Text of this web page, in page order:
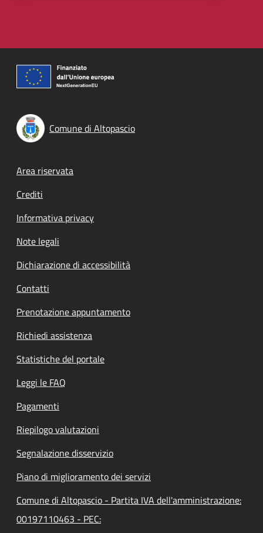
Comune di Altopascio
Footer menu
Area riservata
Crediti
Informativa privacy
Note legali
Dichiarazione di accessibilità
Contatti
Prenotazione appuntamento
Richiedi assistenza
Statistiche del portale
Leggi le FAQ
Pagamenti
Riepilogo valutazioni
Segnalazione disservizio
Piano di miglioramento dei servizi
Comune di Altopascio - Partita IVA dell'amministrazione:
00197110463 - PEC: